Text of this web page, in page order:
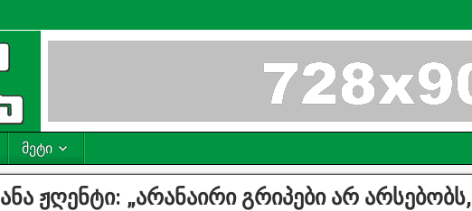
მეტი
ანა ჟღენტი: „არანაირი გრიპები არ არსებობს,